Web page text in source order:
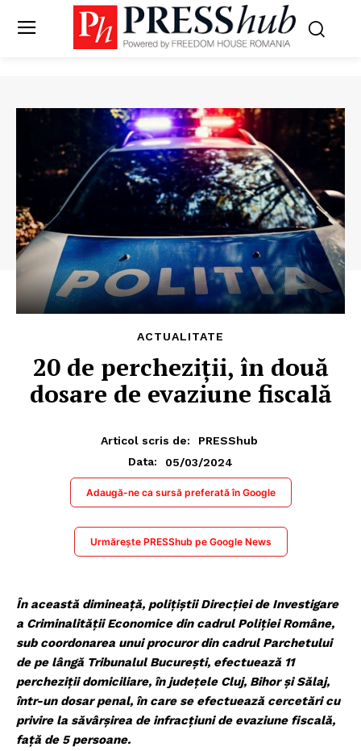
ACTUALITATE
20 de percheziții, în două
dosare de evaziune fiscală
Articol scris de:
PRESShub
Data:
05/03/2024
Adaugă-ne ca sursă preferată în Google
Urmărește PRESShub pe Google News
În această dimineață, polițiștii Direcției de Investigare
a Criminalității Economice din cadrul Poliției Române,
sub coordonarea unui procuror din cadrul Parchetului
de pe lângă Tribunalul București, efectuează 11
percheziții domiciliare, în județele Cluj, Bihor și Sălaj,
într-un dosar penal, în care se efectuează cercetări cu
privire la săvârșirea de infracțiuni de evaziune fiscală,
față de 5 persoane.